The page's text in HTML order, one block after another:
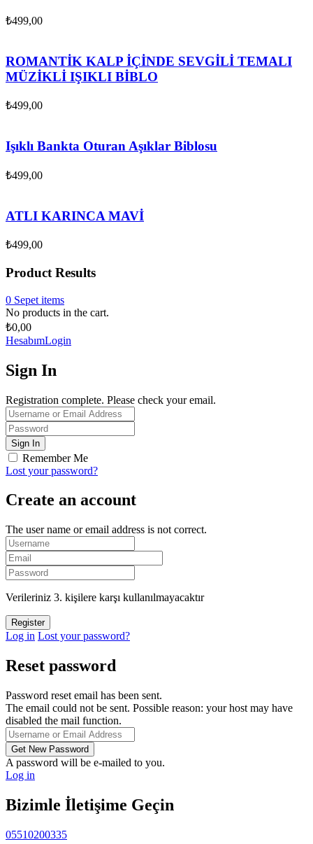
₺499,00
ROMANTİK KALP İÇİNDE SEVGİLİ TEMALI
MÜZİKLİ IŞIKLI BİBLO
₺499,00
Işıklı Bankta Oturan Aşıklar Biblosu
₺499,00
ATLI KARINCA MAVİ
₺499,00
Product Results
0 Sepet items
No products in the cart.
₺0,00
HesabımLogin
Sign In
Registration complete. Please check your email.
Remember Me
Lost your password?
Create an account
The user name or email address is not correct.
Verileriniz 3. kişilere karşı kullanılmayacaktır
Log in Lost your password?
Reset password
Password reset email has been sent.
The email could not be sent. Possible reason: your host may have
disabled the mail function.
A password will be e-mailed to you.
Log in
Bizimle İletişime Geçin
05510200335